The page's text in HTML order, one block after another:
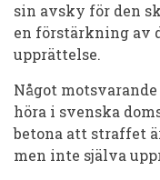
sin avsky för den
en förstärkning av
upprättelse.
Något
höra i svenska
betona att straffet
men inte själva